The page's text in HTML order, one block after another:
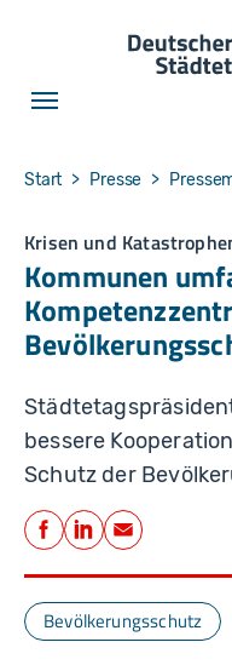
You are here:
Start Presse
Krisen und
Kommunen
bessere
Schutz der
Teilen
Facebook
LinkedIn
E-Mail
Bevölkerungsschutz